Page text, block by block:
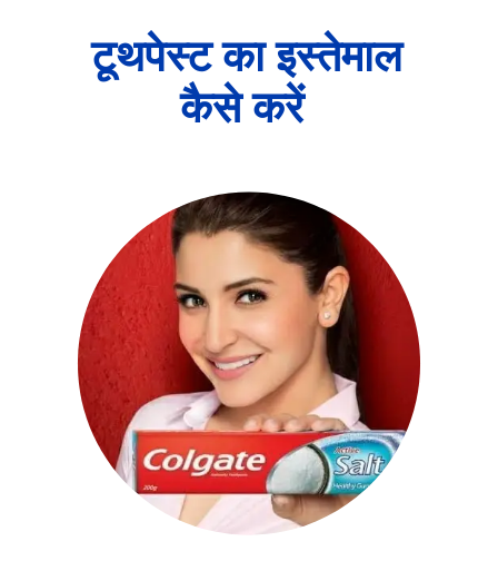
टूथपेस्ट का इस्तेमाल
कैसे करें